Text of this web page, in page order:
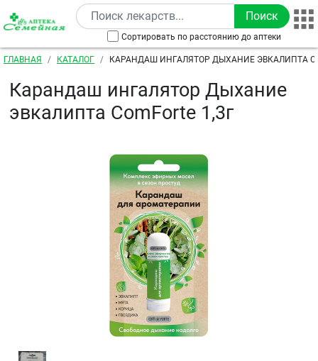
Перейти к основному содержанию
Сортировать по расстоянию до аптеки
Строка навигации
ГЛАВНАЯ КАТАЛОГ КАРАНДАШ ИНГАЛЯТОР ДЫХАНИЕ ЭВКАЛИПТА
Карандаш ингалятор Дыхание
эвкалипта ComForte 1,3г